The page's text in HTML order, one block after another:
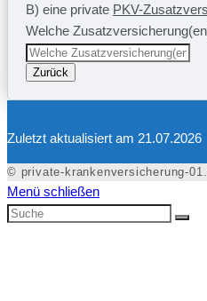
B) eine private PKV-
Welche
Zurück
Zuletzt aktualisiert am 21.07.2026
© private-krankenversicherung-
Menü schließen